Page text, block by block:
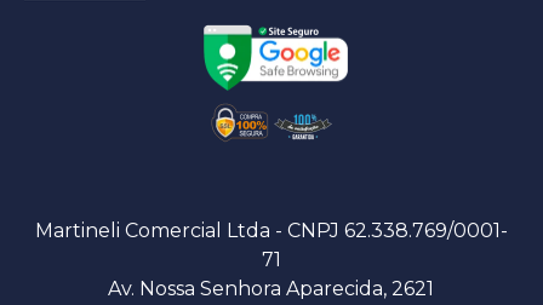
Martineli Comercial Ltda - CNPJ 62.338.769/0001-
71
Av. Nossa Senhora Aparecida, 2621